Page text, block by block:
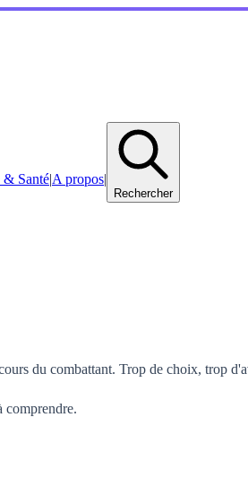
& Santé|A propos|
Rechercher
du combattant. Trop de choix, trop
comprendre.